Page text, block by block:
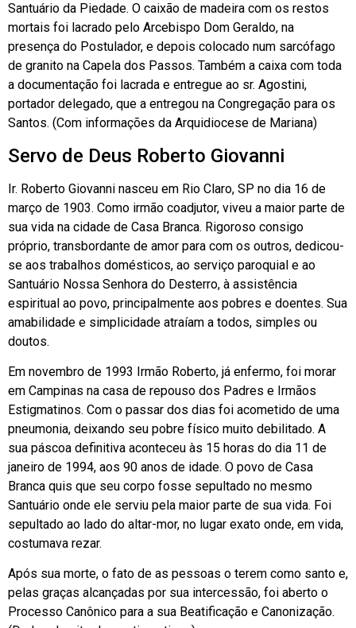
Santuário da Piedade. O caixão de madeira com os restos
mortais foi lacrado pelo Arcebispo Dom Geraldo, na
presença do Postulador, e depois colocado num sarcófago
de granito na Capela dos Passos. Também a caixa com toda
a documentação foi lacrada e entregue ao sr. Agostini,
portador delegado, que a entregou na Congregação para os
Santos. (Com informações da Arquidiocese de Mariana)
Servo de Deus Roberto Giovanni
Ir. Roberto Giovanni nasceu em Rio Claro, SP no dia 16 de
março de 1903. Como irmão coadjutor, viveu a maior parte de
sua vida na cidade de Casa Branca. Rigoroso consigo
próprio, transbordante de amor para com os outros, dedicou-
se aos trabalhos domésticos, ao serviço paroquial e ao
Santuário Nossa Senhora do Desterro, à assistência
espiritual ao povo, principalmente aos pobres e doentes. Sua
amabilidade e simplicidade atraíam a todos, simples ou
doutos.
Em novembro de 1993 Irmão Roberto, já enfermo, foi morar
em Campinas na casa de repouso dos Padres e Irmãos
Estigmatinos. Com o passar dos dias foi acometido de uma
pneumonia, deixando seu pobre físico muito debilitado. A
sua páscoa definitiva aconteceu às 15 horas do dia 11 de
janeiro de 1994, aos 90 anos de idade. O povo de Casa
Branca quis que seu corpo fosse sepultado no mesmo
Santuário onde ele serviu pela maior parte de sua vida. Foi
sepultado ao lado do altar-mor, no lugar exato onde, em vida,
costumava rezar.
Após sua morte, o fato de as pessoas o terem como santo e,
pelas graças alcançadas por sua intercessão, foi aberto o
Processo Canônico para a sua Beatificação e Canonização.